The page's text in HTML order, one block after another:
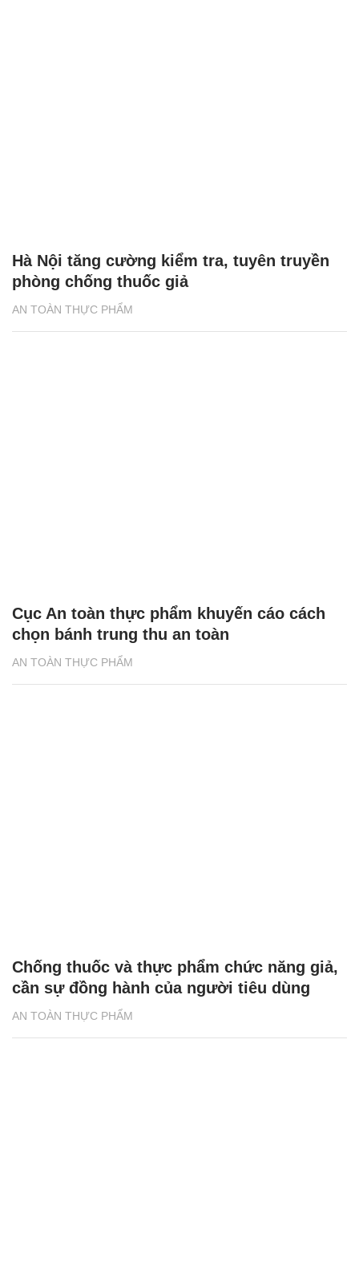
AN TOÀN THỰC PHẨM
Hà Nội tăng cường kiểm tra, tuyên truyền
phòng chống thuốc giả
AN TOÀN THỰC PHẨM
Cục An toàn thực phẩm khuyến cáo cách
chọn bánh trung thu an toàn
AN TOÀN THỰC PHẨM
Chống thuốc và thực phẩm chức năng giả,
cần sự đồng hành của người tiêu dùng